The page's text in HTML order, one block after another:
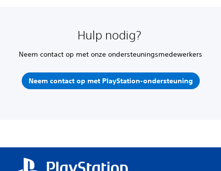
Hulp nodig?
Neem contact op met onze ondersteuningsmedewerkers
Neem contact op met PlayStation-ondersteuning